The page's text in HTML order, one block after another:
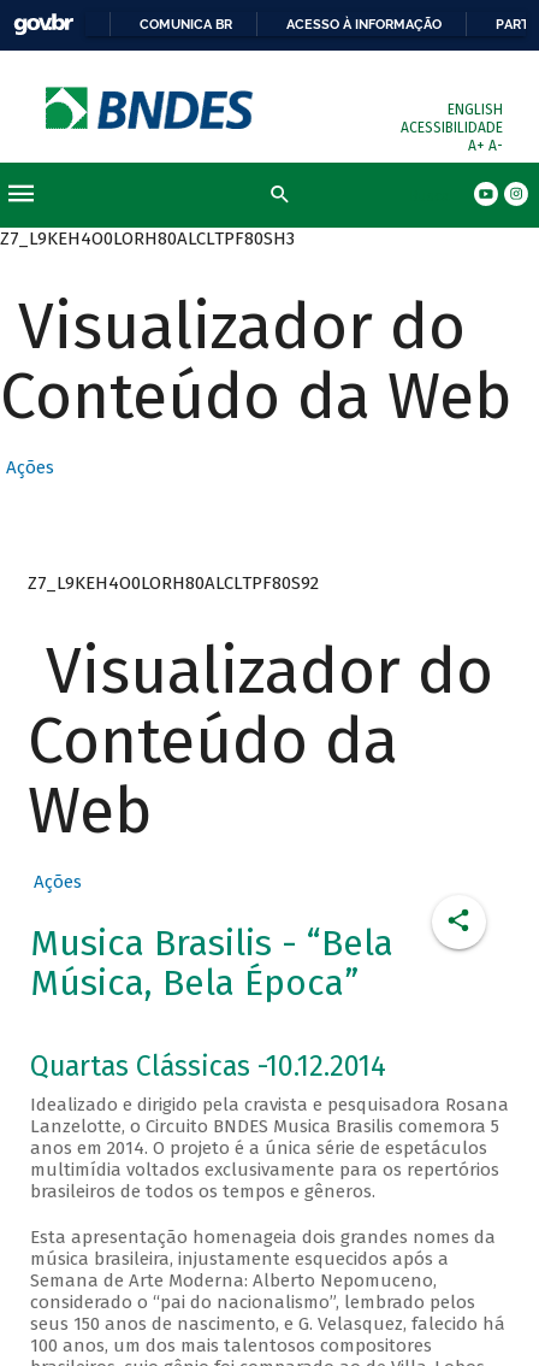
COMUNICA BR ACESSO À INFORMAÇÃO
ENGLISH
ACESSIBILIDADE
A+ A-
Z7_L9KEH4O0LORH80ALCLTPF80SH3
Visualizador do
Conteúdo da Web
Ações
Z7_L9KEH4O0LORH80ALCLTPF80S92
Visualizador do
Conteúdo da
Web
Ações
Musica Brasilis - “Bela
Música, Bela Época”
Quartas Clássicas -10.12.2014
Idealizado e dirigido pela cravista e pesquisadora Rosana
Lanzelotte, o Circuito BNDES Musica Brasilis comemora 5
anos em 2014. O projeto é a única série de espetáculos
multimídia voltados exclusivamente para os repertórios
brasileiros de todos os tempos e gêneros.
Esta apresentação homenageia dois grandes nomes da
música brasileira, injustamente esquecidos após a
Semana de Arte Moderna: Alberto Nepomuceno,
considerado o “pai do nacionalismo”, lembrado pelos
seus 150 anos de nascimento, e G. Velasquez, falecido há
100 anos, um dos mais talentosos compositores